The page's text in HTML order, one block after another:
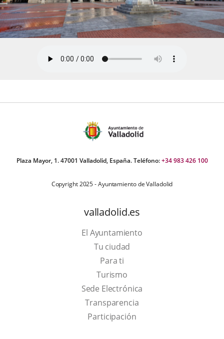
Plaza Mayor, 1. 47001 Valladolid, España. Teléfono:+34 983 426 100
Copyright 2025 - Ayuntamiento de Valladolid
valladolid.es
El Ayuntamiento
Tu ciudad
Para ti
TurismoThis
link
will
open
Sede Electrónica
Transparencia
Participación